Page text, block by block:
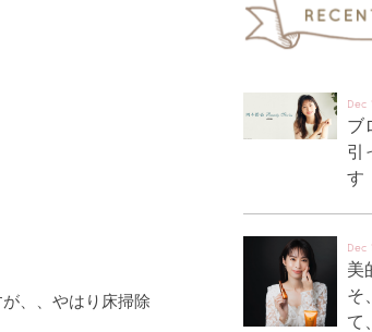
、、やはり床掃除
Dec
ブ
引
す
Dec
美
そ
て